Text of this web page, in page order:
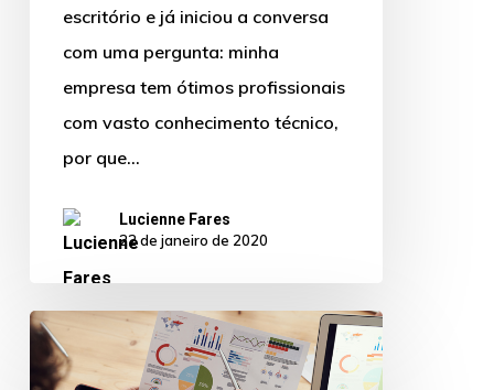
escritório e já iniciou a conversa
com uma pergunta: minha
empresa tem ótimos profissionais
com vasto conhecimento técnico,
por que…
Lucienne Fares
22 de janeiro de 2020
Resultado
Consolidado